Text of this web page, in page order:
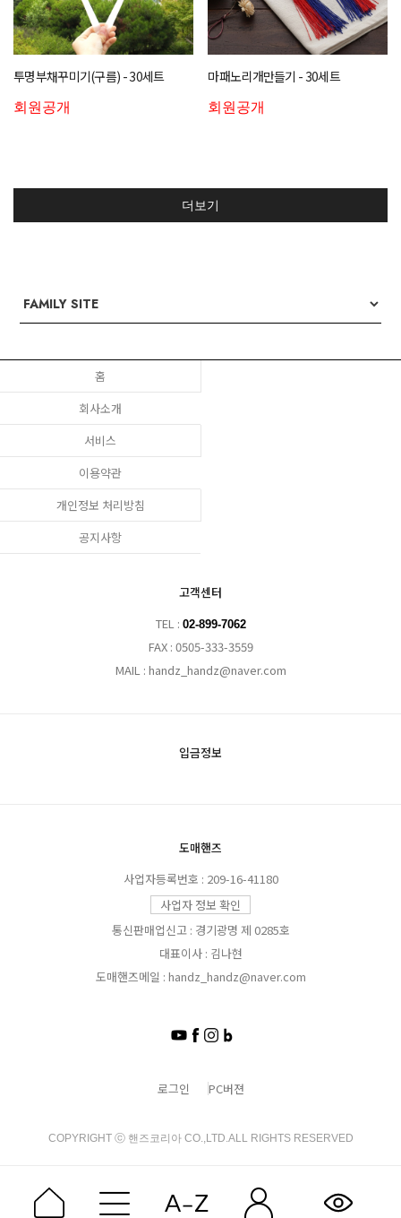
투명부채꾸미기(구름) - 30세트
회원공개
마패노리개만들기 - 30세트
회원공개
더보기
홈
회사소개
서비스
이용약관
개인정보 처리방침
공지사항
고객센터
TEL : 02-899-7062
FAX : 0505-333-3559
MAIL : handz_handz@naver.com
입금정보
도매핸즈
사업자등록번호 : 209-16-41180
사업자 정보 확인
통신판매업신고 : 경기광명 제 0285호
대표이사 : 김나현
도매핸즈메일 : handz_handz@naver.com
로그인 PC버젼
COPYRIGHT ⓒ 핸즈코리아 CO.,LTD.ALL RIGHTS RESERVED